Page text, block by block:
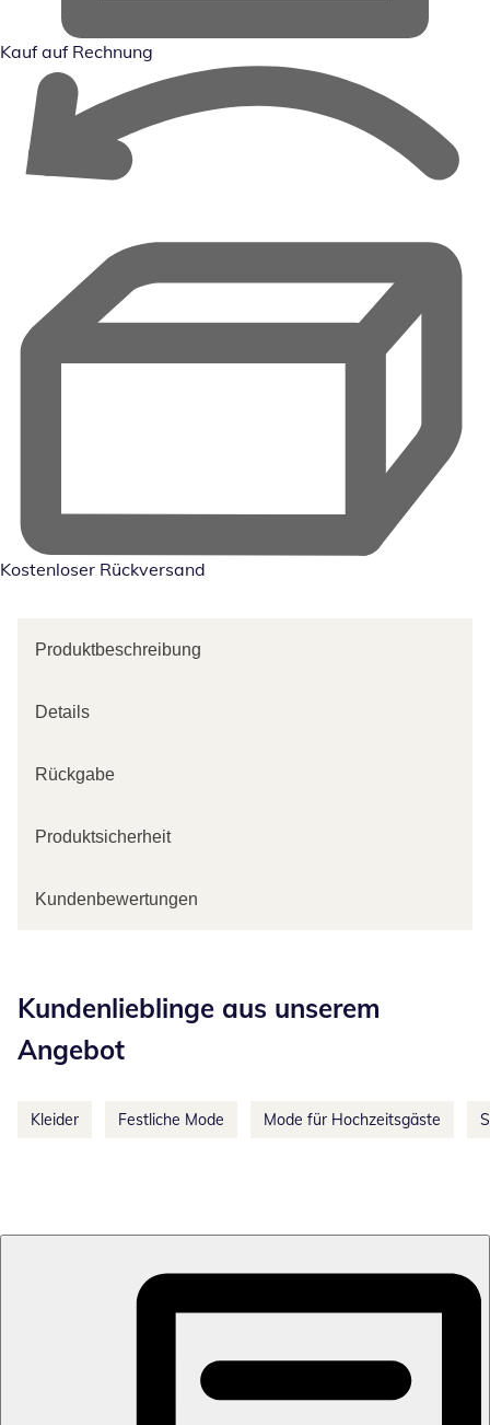
Kauf auf Rechnung
Kostenloser Rückversand
Produktbeschreibung
Details
Rückgabe
Produktsicherheit
Kundenbewertungen
Kundenlieblinge aus unserem
Angebot
Kleider Festliche Mode Mode für Hochzeitsgäste